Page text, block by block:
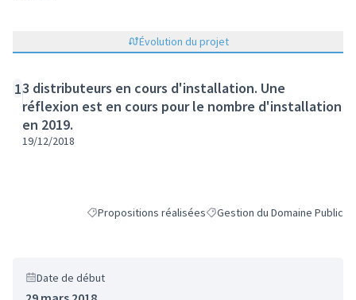
Évolution du projet
13 distributeurs en cours d'installation. Une
réflexion est en cours pour le nombre d'installation
en 2019.
19/12/2018
Filtrer les résultats de la catégorie : Propositions
Propositions réaliséesFiltrer les résultats pour le
Gestion du Domaine Public
Date de début